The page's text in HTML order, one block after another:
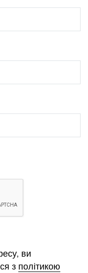
ви
з політикою